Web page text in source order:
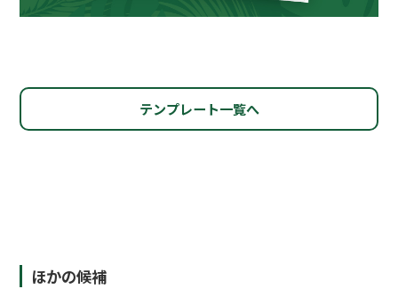
テンプレート一覧へ
ほかの候補